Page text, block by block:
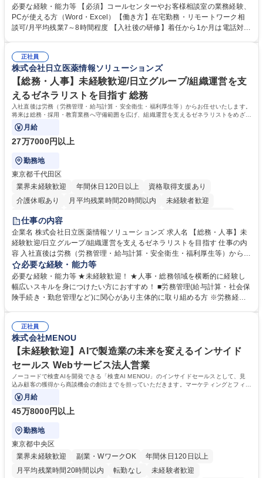
様相談室でのお仕事です。 日々お客様からいただくキリングループへのご
意見を、企業活動に活かしています。お客様からの声に迅速かつ誠意をも
って対応、情報提供するとともにグループ内活動に反映しています。 【具
平均100件前後■メール・手紙：同上40件前後 募集職種 中野本社【お客様
相談室】お客様のお声をもとにより良い商品づくりへ貢献
必要な経験・能力等 【必須】コールセンターやお客様相談室の業務経験、
PCが使える方（Word・Excel）【働き方】在宅勤務・リモートワーク相
談可/月平均残業7～8時間程度 【入社後の研修】着任から1か月は電話対応
すのでご安心ください。 【当社について】キリングループの広報機能を担
う会社として、お客様との出会いを大切にし、磨き上げたホスピタリティ
を込めてコミュニケーションをとりながら広報関連業務を行っておりま
す。 学歴・資格 学歴：大学院 大学 高専 短大 専修学校 高校 語学力： 資
格：
正社員
株式会社日立医薬情報ソリューションズ
【総務・人事】未経験歓迎/日立グループ/組織運営を支
えるゼネラリストを目指す 総務
入社直後は労務（労務管理・給与計算・安全衛生・福利厚生等）からお任せいたします。
将来は総務・採用・教育業務へ守備範囲を広げ、組織運営を支えるゼネラリストをめざせ
ます。
月給
27万7000円以上
勤務地
東京都千代田区
業界未経験歓迎
年間休日120日以上
資格取得支援あり
介護休暇あり
月平均残業時間20時間以内
未経験者歓迎
住宅手当あり
育休あり
完全週休2日制 交通費支給 土日祝休み 寮・社宅あり
仕事の内容
企業名 株式会社日立医薬情報ソリューションズ 求人名 【総務・人事】未
経験歓迎/日立グループ/組織運営を支えるゼネラリストを目指す 仕事の内
容 入社直後は労務（労務管理・給与計算・安全衛生・福利厚生等）からお
任せいたします。将来は総務・採用・教育業務へ守備範囲を広げ、組織運
営を支えるゼネラリストをめざせます。 ・初期業務：労働時間管理、給与
計算、社会保険対応、福利厚生管理、安全衛生、健康経営推進等をお任せ
します。ご経験に応じて、休職者管理など、幅広く経験を積んでいただき
幅広く経験を積みたい意欲がある方に最適な環境です。 募集職種 【総
務・人事】未経験歓迎/日立グループ/組織運営を支えるゼネラリストを目
指す
必要な経験・能力等
必要な経験・能力等 ★未経験歓迎！ ★人事・総務領域を横断的に経験し
幅広いスキルを身につけたい方におすすめ！ ■労務管理(給与計算・社会保
険手続き・勤怠管理など)に関心があり主体的に取り組める方 ※労務経験
のご経験 ■労務管理（給与計算・社会保険手続き・勤怠管理など）の経験
■衛生管理者の資格をお持ちの方 学歴・資格 学歴：大学院 大学 高専 短大
専修学校 高校 語学力： 資格：
正社員
株式会社MENOU
【未経験歓迎】AIで製造業の未来を変えるインサイド
セールス Webサービス法人営業
ノーコードで検査AIを開発できる「検査AI MENOU」のインサイドセールスとして、見
込み顧客の獲得から商談機会の創出までを担っていただきます。マーケティングとフィー
ルドセールスをつなぐ役割として、
月給
45万8000円以上
勤務地
東京都中央区
業界未経験歓迎
副業・WワークOK
年間休日120日以上
月平均残業時間20時間以内
転勤なし 未経験者歓迎